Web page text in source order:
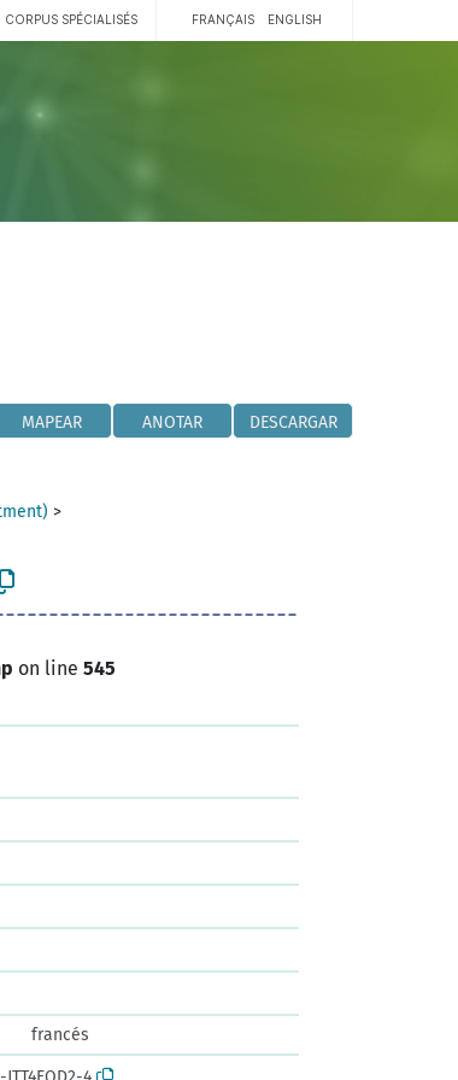
CORPUS SPÉCIALISÉS FRANÇAIS ENGLISH
MAPEAR ANOTAR DESCARGAR
>
on line 545
francés